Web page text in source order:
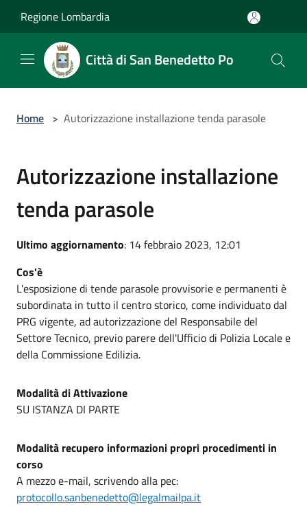
Regione Lombardia
Città di San Benedetto Po
Home > Autorizzazione installazione tenda parasole
Autorizzazione installazione
tenda parasole
Ultimo aggiornamento: 14 febbraio 2023, 12:01
Cos'è
L'esposizione di tende parasole provvisorie e permanenti è
subordinata in tutto il centro storico, come individuato dal
PRG vigente, ad autorizzazione del Responsabile del
Settore Tecnico, previo parere dell'Ufficio di Polizia Locale e
della Commissione Edilizia.
Modalità di Attivazione
SU ISTANZA DI PARTE
Modalità recupero informazioni propri procedimenti in
corso
A mezzo e-mail, scrivendo alla pec:
protocollo.sanbenedetto@legalmailpa.it